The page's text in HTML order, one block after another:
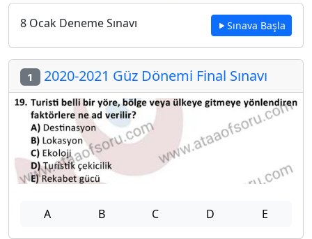
8 Ocak Deneme Sınavı Sınava Başla
1 2020-2021 Güz Dönemi Final Sınavı
A B C D E